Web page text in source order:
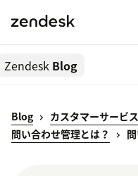
Zendesk Blog
Blog カスタマーサービス
問い合わせ管理とは？